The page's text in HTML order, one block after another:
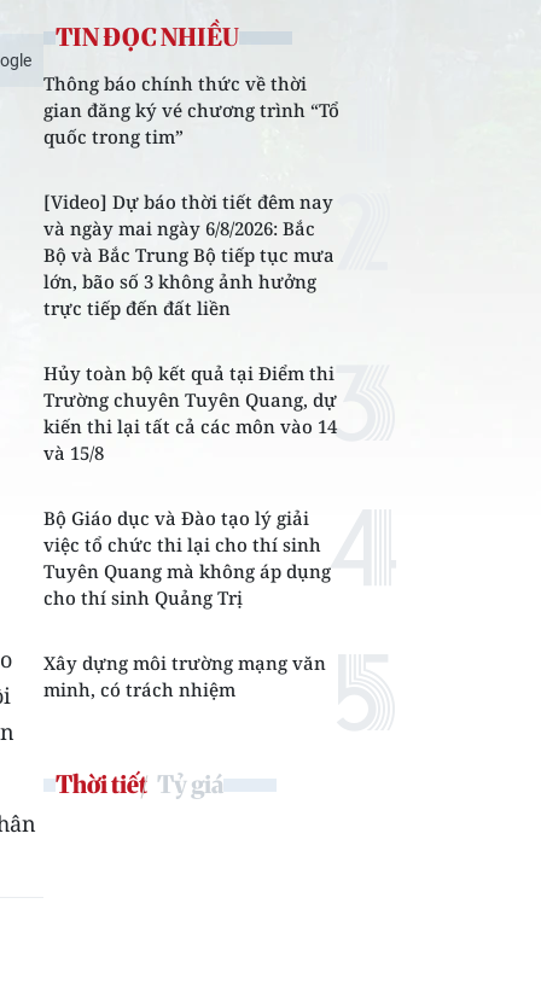
TIN ĐỌC NHIỀU
Thông báo chính thức về thời
gian đăng ký vé chương trình “Tổ
quốc trong tim”
[Video] Dự báo thời tiết đêm nay
và ngày mai ngày 6/8/2026: Bắc
Bộ và Bắc Trung Bộ tiếp tục mưa
lớn, bão số 3 không ảnh hưởng
trực tiếp đến đất liền
Hủy toàn bộ kết quả tại Điểm thi
Trường chuyên Tuyên Quang, dự
kiến thi lại tất cả các môn vào 14
và 15/8
Bộ Giáo dục và Đào tạo lý giải
việc tổ chức thi lại cho thí sinh
Tuyên Quang mà không áp dụng
cho thí sinh Quảng Trị
Xây dựng môi trường mạng văn
minh, có trách nhiệm
Thời tiết Tỷ giá